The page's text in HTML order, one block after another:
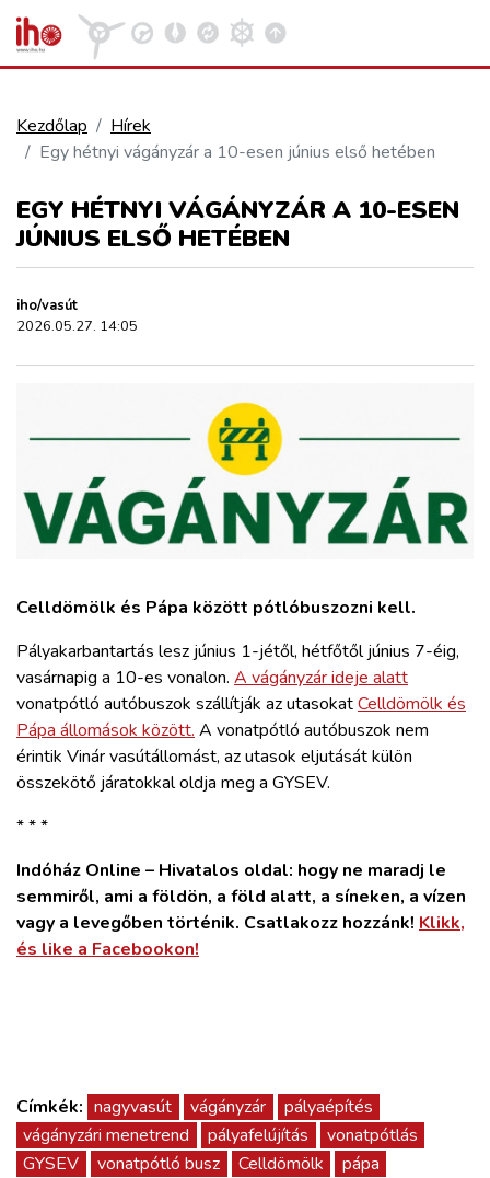
VASÚT
KÖZÚT
REPÜLÉS
KÖZLEKEDÉSFEJLESZTÉS
ZÖLDÚT
ARCHÍVUM
WEBSHOP
BELÉPÉS
REGISZTRÁCIÓ
Kosár megtekintése
Kezdőlap
Hírek
Egy hétnyi vágányzár a 10-esen június első hetében
EGY HÉTNYI VÁGÁNYZÁR A 10-ESEN
JÚNIUS ELSŐ HETÉBEN
iho/vasút
2026.05.27. 14:05
Celldömölk és Pápa között pótlóbuszozni kell.
Pályakarbantartás lesz június 1-jétől, hétfőtől június 7-éig,
vasárnapig a 10-es vonalon. A vágányzár ideje alatt
vonatpótló autóbuszok szállítják az utasokatCelldömölk és
Pápa állomások között.A vonatpótló autóbuszok nem
érintik Vinár vasútállomást, az utasok eljutását külön
összekötő járatokkal oldja meg a GYSEV.
* * *
Indóház Online – Hivatalos oldal: hogy ne maradj le
semmiről, ami a földön, a föld alatt, a síneken, a vízen
vagy a levegőben történik. Csatlakozz hozzánk! Klikk,
és like a Facebookon!
Címkék: nagyvasút vágányzár
pályaépítés
vágányzári menetrend
pályafelújítás
vonatpótlás
GYSEV
vonatpótló busz Celldömölk
pápa